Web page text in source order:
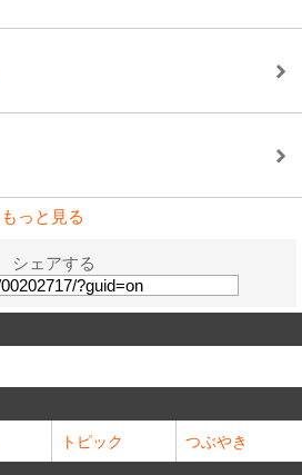
もっと見る
シェアする
トピック つぶやき